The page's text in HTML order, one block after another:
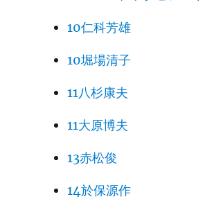
10仁科芳雄
10堀場清子
11八杉康夫
11大原博夫
13赤松俊
14於保源作